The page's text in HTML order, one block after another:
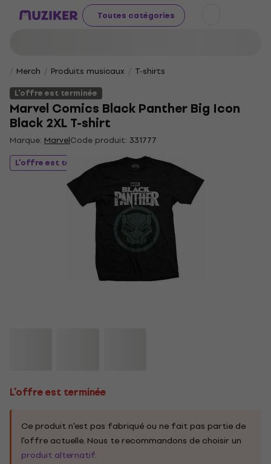
Toutes catégories
Merch Produits musicaux
T-shirts
L'offre est terminée
Marvel Comics Black Panther Big Icon
Black 2XL T-shirt
Marque: MarvelCode produit: 331777
L'offre est terminée
L'offre est terminée
Ce produit n'est pas fabriqué ou ne fait pas partie de
l'offre actuelle. Nous te recommandons de choisir un
produit alternatif.